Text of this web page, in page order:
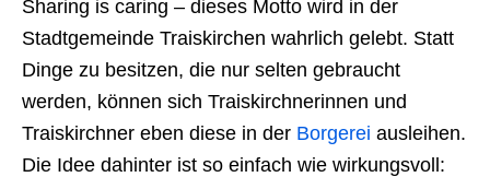
Sharing is caring – dieses Motto wird in der
Stadtgemeinde Traiskirchen wahrlich gelebt. Statt
Dinge zu besitzen, die nur selten gebraucht
werden, können sich Traiskirchnerinnen und
Traiskirchner eben diese in der Borgerei ausleihen.
Die Idee dahinter ist so einfach wie wirkungsvoll: